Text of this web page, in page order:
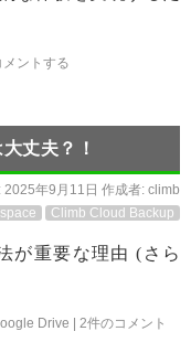
メントする
丈夫？！
2025年9月11日 作成者: climb
Climb Cloud Backup
が重要な理由 (さら
Drive 2件のコメント